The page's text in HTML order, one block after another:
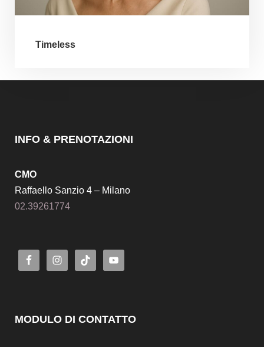
Timeless
INFO & PRENOTAZIONI
CMO
Raffaello Sanzio 4 – Milano
02.39261774
MODULO DI CONTATTO